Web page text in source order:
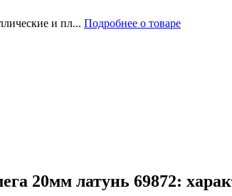
и пл... Подробнее о товаре
20мм латунь 69872: